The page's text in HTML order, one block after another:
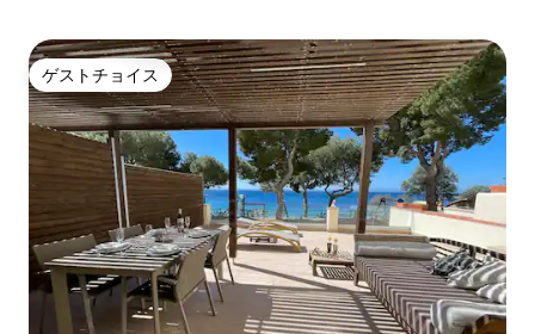
ゲストチョイス
ゲストチョイス